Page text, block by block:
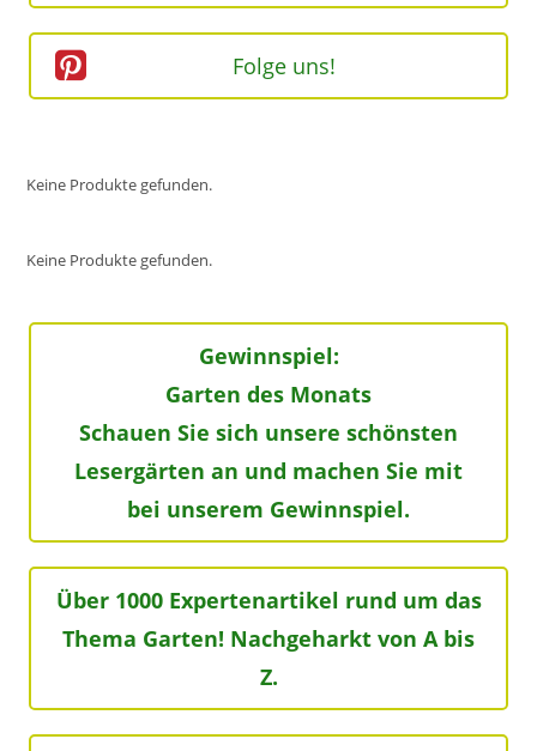
Folge uns!
Keine Produkte gefunden.
Keine Produkte gefunden.
Gewinnspiel:
Garten des Monats
Schauen Sie sich unsere schönsten
Lesergärten an und machen Sie mit
bei unserem Gewinnspiel.
Über 1000 Expertenartikel rund um das
Thema Garten! Nachgeharkt von A bis
Z.